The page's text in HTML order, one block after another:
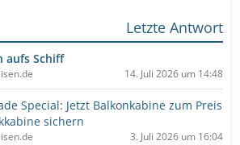
Letzte Antwort
aufs Schiff
14. Juli 2026 um 14:48
Special: Jetzt Balkonkabine zum Preis
sichern
3. Juli 2026 um 16:04